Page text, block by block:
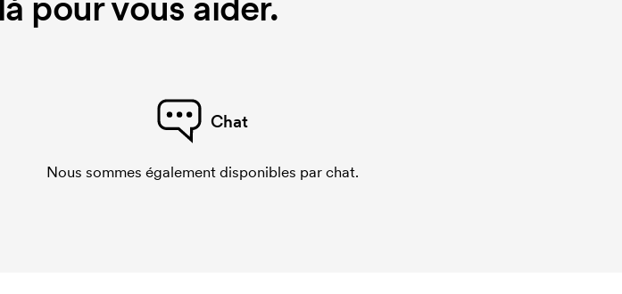
Chat
Nous sommes également disponibles par chat.